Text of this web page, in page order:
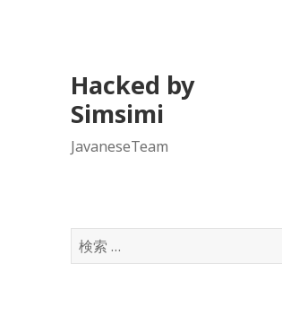
Hacked by
Simsimi
JavaneseTeam
検
索